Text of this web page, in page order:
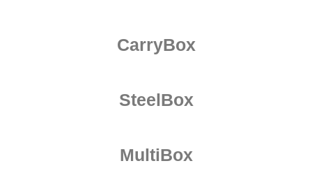
CarryBox
SteelBox
MultiBox